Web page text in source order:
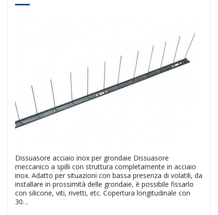
Dissuasore acciaio inox per grondaie Dissuasore
meccanico a spilli con struttura completamente in acciaio
inox. Adatto per situazioni con bassa presenza di volatili, da
installare in prossimità delle grondaie, è possibile fissarlo
con silicone, viti, rivetti, etc. Copertura longitudinale con
30…